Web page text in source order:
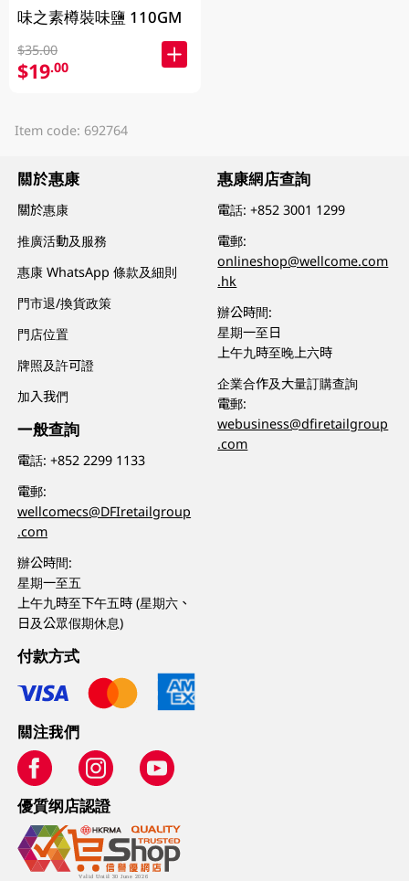
味之素樽裝味鹽 110GM
$35.00
$19.00
Item code: 692764
關於惠康
關於惠康
推廣活動及服務
惠康 WhatsApp 條款及細則
門市退/換貨政策
門店位置
牌照及許可證
加入我們
一般查詢
電話:+852 2299 1133
電郵:
wellcomecs@DFIretailgroup
.com
辦公時間:
星期一至五
上午九時至下午五時 (星期六、
日及公眾假期休息)
惠康網店查詢
電話:+852 3001 1299
電郵:
onlineshop@wellcome.com
.hk
辦公時間:
星期一至日
上午九時至晚上六時
企業合作及大量訂購查詢
電郵:
webusiness@dfiretailgroup
.com
付款方式
關注我們
優質纲店認證